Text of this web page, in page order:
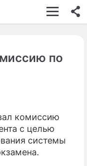
ШОУ-БИЗНЕС
КИНО
ЭКОНОМИКА
ПРОИСШЕСТВИЯ
по
комиссию
с целью
системы